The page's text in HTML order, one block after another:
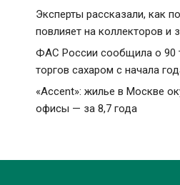
Эксперты рассказали, как
повлияет на коллекторов и
ФАС России сообщила о 90
торгов сахаром с начала
«Accent»: жилье в Москве
офисы — за 8,7 года